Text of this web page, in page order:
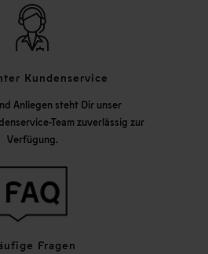
Kundenservice
Anliegen steht Dir unser
Team zuverlässig zur
Verfügung.
Fragen